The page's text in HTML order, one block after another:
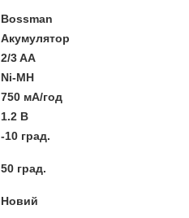
Bossman
Акумулятор
2/3 AA
Ni-MH
750 мА/год
1.2 В
-10 град.
50 град.
Новий